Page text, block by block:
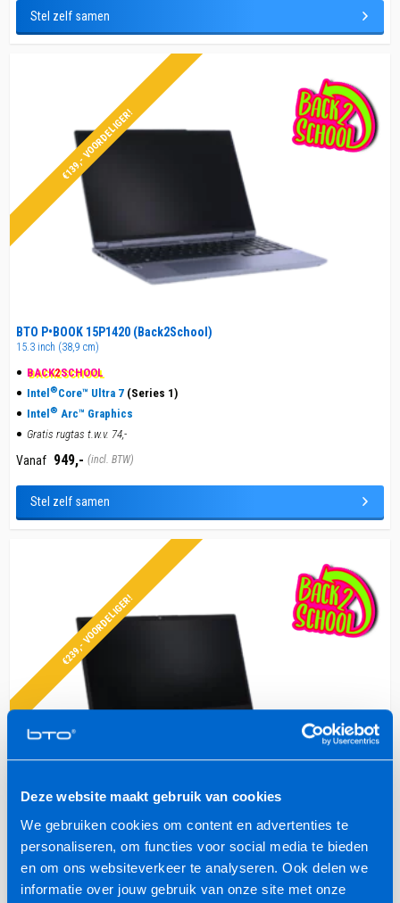
Deze website maakt gebruik van cookies
We gebruiken cookies om content en advertenties te
personaliseren, om functies voor social media te bieden
en om ons websiteverkeer te analyseren. Ook delen we
informatie over jouw gebruik van onze site met onze
Stel zelf samen
€139,- VOORDELIGER!
BTO P•BOOK 15P1420 (Back2School)
15.3 inch (38,9 cm)
BACK2SCHOOL
Intel®Core™ Ultra 7 (Series 1)
Intel® Arc™ Graphics
Gratis rugtas t.w.v. 74,-
Vanaf 949,- (incl. BTW)
Stel zelf samen
€239,- VOORDELIGER!
BTO X•BOOK 15X1552 (Back2School)
15.6 inch (39,6 cm)
GeForce RTX5050